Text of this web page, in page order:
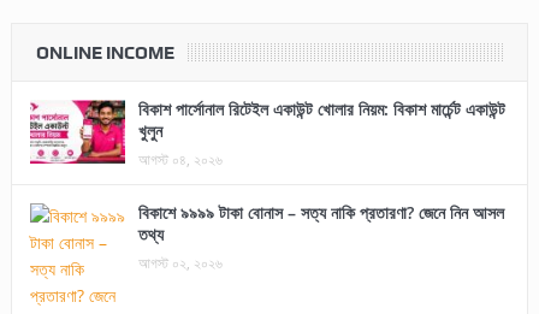
ONLINE INCOME
বিকাশ পার্সোনাল রিটেইল একাউন্ট খোলার নিয়ম: বিকাশ মার্চেন্ট একাউন্ট
খুলুন
আগস্ট ০৪, ২০২৬
বিকাশে ৯৯৯৯ টাকা বোনাস – সত্য নাকি প্রতারণা? জেনে নিন আসল
তথ্য
আগস্ট ০২, ২০২৬